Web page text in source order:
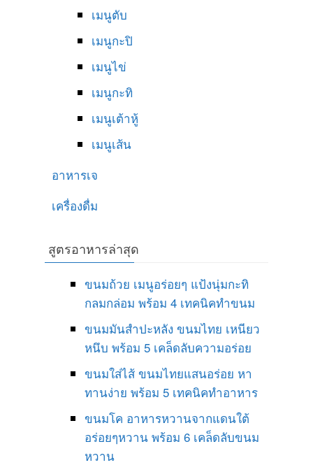
เมนูตับ
เมนูกะปิ
เมนูไข่
เมนูกะทิ
เมนูเต้าหู้
เมนูเส้น
อาหารเจ
เครื่องดื่ม
สูตรอาหารล่าสุด
ขนมถ้วย เมนูอร่อยๆ แป้งนุ่มกะทิ
กลมกล่อม พร้อม 4 เทคนิคทำขนม
ขนมมันสำปะหลัง ขนมไทย เหนียว
หนึบ พร้อม 5 เคล็ดลับความอร่อย
ขนมใส่ไส้ ขนมไทยแสนอร่อย หา
ทานง่าย พร้อม 5 เทคนิคทำอาหาร
ขนมโค อาหารหวานจากแดนใต้
อร่อยๆหวาน พร้อม 6 เคล็ดลับขนม
หวาน